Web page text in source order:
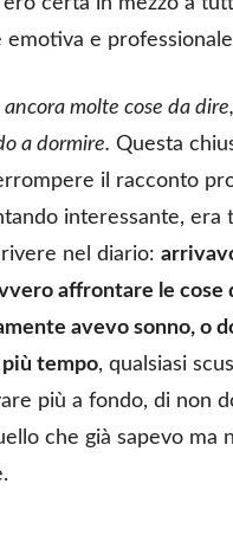
emotiva e
ancora molte cose da
a dormire. Questa
il racconto
interessante, era
nel diario:
affrontare le cose
avevo sonno, o
tempo, qualsiasi
più a fondo, di non
che già sapevo ma